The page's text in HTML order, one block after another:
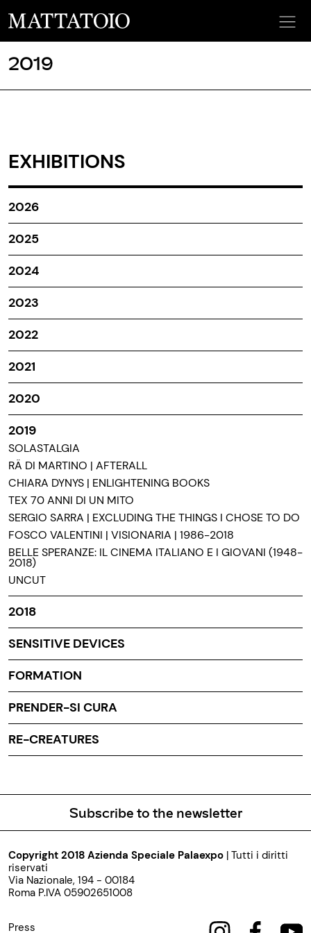
2019
EXHIBITIONS
2026
2025
2024
2023
2022
2021
2020
2019
SOLASTALGIA
RÄ DI MARTINO | AFTERALL
CHIARA DYNYS | ENLIGHTENING BOOKS
TEX 70 ANNI DI UN MITO
SERGIO SARRA | EXCLUDING THE THINGS I CHOSE TO DO
FOSCO VALENTINI | VISIONARIA | 1986-2018
BELLE SPERANZE: IL CINEMA ITALIANO E I GIOVANI (1948-
2018)
UNCUT
2018
SENSITIVE DEVICES
FORMATION
PRENDER-SI CURA
RE-CREATURES
Subscribe to the newsletter
Copyright 2018 Azienda Speciale Palaexpo | Tutti i diritti
riservati
Via Nazionale, 194 - 00184
Roma P.IVA 05902651008
Press